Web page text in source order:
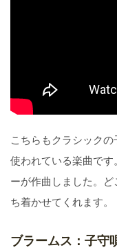
こちらもクラシック
使われている楽曲で
ーが作曲しました。
ち着かせてくれます。
ブラームス：子守